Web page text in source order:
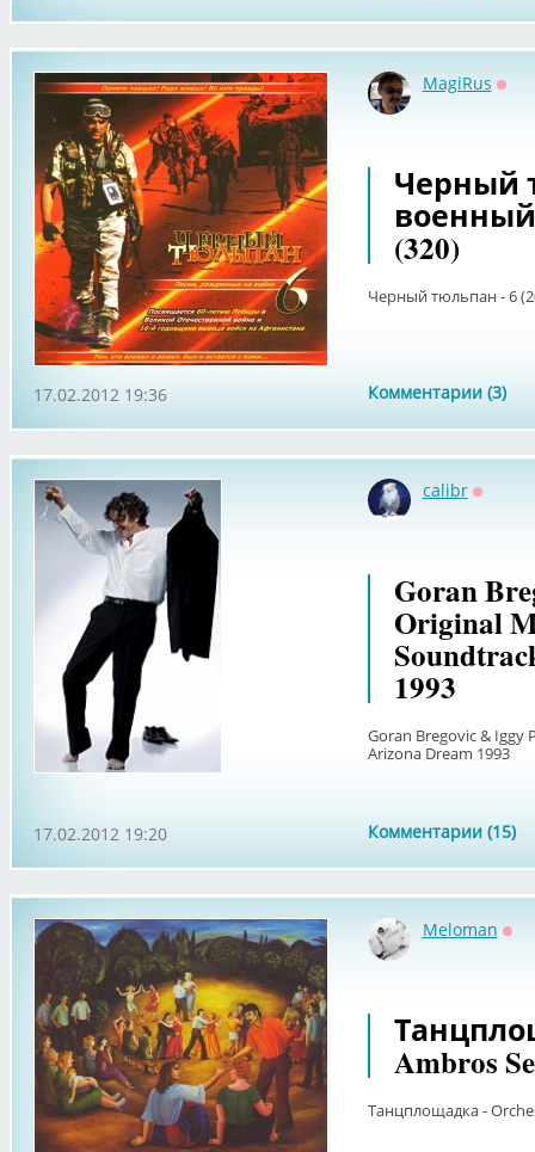
MagiRus
Черный
(320)
Черный тюльпан - 6
Комментарии (3)
17.02.2012 19:36
calibr
Goran
Original
1993
Goran Bregovic & Iggy
Arizona Dream 1993
Комментарии (15)
17.02.2012 19:20
Meloman
Ambros
Танцплощадка -